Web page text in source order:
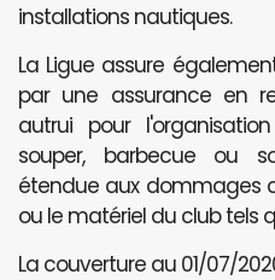
installations nautiques.
La Ligue assure
par une assurance en
autrui pour
souper, barbecue ou
étendue aux dommages
ou le matériel du club tels
La couverture au 01/07/